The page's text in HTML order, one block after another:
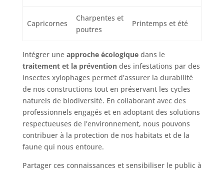
Capricornes
Charpentes et
poutres
Printemps et été
Intégrer une approche écologiquedans le
traitement et la préventiondes infestations par des
insectes xylophages permet d’assurer la durabilité
de nos constructions tout en préservant les cycles
naturels de biodiversité. En collaborant avec des
professionnels engagés et en adoptant des solutions
respectueuses de l’environnement, nous pouvons
contribuer à la protection de nos habitats et de la
faune qui nous entoure.
Partager ces connaissances et sensibiliser le public à